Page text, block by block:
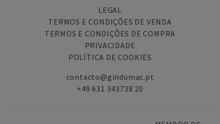
LEGAL
TERMOS E CONDIÇÕES DE VENDA
TERMOS E CONDIÇÕES DE COMPRA
PRIVACIDADE
POLÍTICA DE COOKIES
contacto@gindumac.pt
+49 631 343738 20